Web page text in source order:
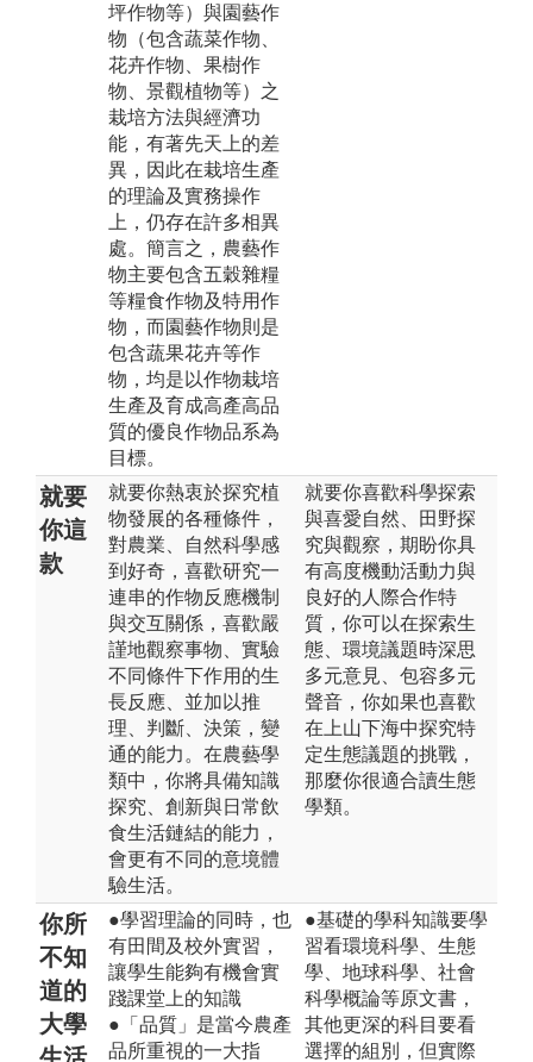
坪作物等）與園藝作
物（包含蔬菜作物、
花卉作物、果樹作
物、景觀植物等）之
栽培方法與經濟功
能，有著先天上的差
異，因此在栽培生產
的理論及實務操作
上，仍存在許多相異
處。簡言之，農藝作
物主要包含五穀雜糧
等糧食作物及特用作
物，而園藝作物則是
包含蔬果花卉等作
物，均是以作物栽培
生產及育成高產高品
質的優良作物品系為
目標。
就要
你這
款
就要你熱衷於探究植
物發展的各種條件，
對農業、自然科學感
到好奇，喜歡研究一
連串的作物反應機制
與交互關係，喜歡嚴
謹地觀察事物、實驗
不同條件下作用的生
長反應、並加以推
理、判斷、決策，變
通的能力。在農藝學
類中，你將具備知識
探究、創新與日常飲
食生活鏈結的能力，
會更有不同的意境體
驗生活。
就要你喜歡科學探索
與喜愛自然、田野探
究與觀察，期盼你具
有高度機動活動力與
良好的人際合作特
質，你可以在探索生
態、環境議題時深思
多元意見、包容多元
聲音，你如果也喜歡
在上山下海中探究特
定生態議題的挑戰，
那麼你很適合讀生態
學類。
你所
不知
道的
大學
●學習理論的同時，也
有田間及校外實習，
讓學生能夠有機會實
踐課堂上的知識
●「品質」是當今農產
品所重視的一大指
●基礎的學科知識要學
習看環境科學、生態
學、地球科學、社會
科學概論等原文書，
其他更深的科目要看
選擇的組別，但實際